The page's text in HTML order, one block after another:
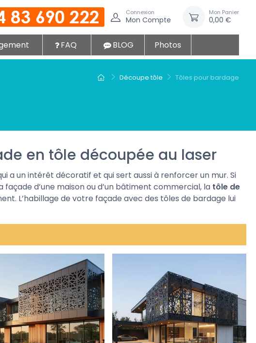
Connexion
Mon Compte
Mon Panier
0,00 €
FAQ BLOG Photos
Découpe tôle Tôles pour bardage
en tôle découpée au laser
a un intérêt décoratif et qui sert aussi à renforcer un mur. Si
façade d’une maison ou d’un bâtiment commercial, la tôle de
L’habillage de votre façade avec des tôles de bardage lui